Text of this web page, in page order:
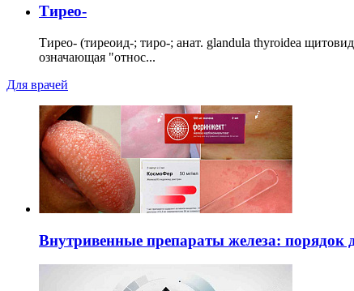
Тирео-
Тирео- (тиреоид-; тиро-; анат. glandula thyroidea
означающая "относ...
Для врачей
Внутривенные препараты железа: